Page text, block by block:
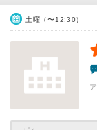
土曜（〜12:30）